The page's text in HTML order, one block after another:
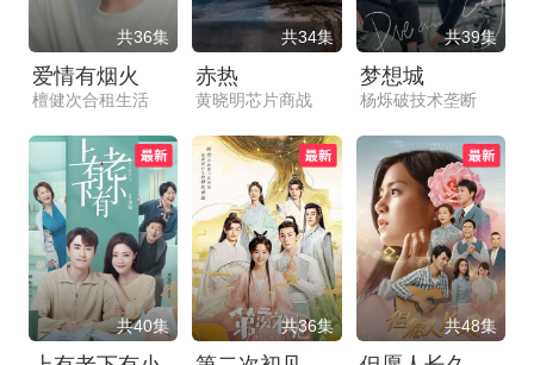
共36集
爱情有烟火
檀健次合租生活
共34集
赤热
黄晓明芯片商战
共39集
梦想城
杨烁破技术垄断
共40集 共36集 共48集